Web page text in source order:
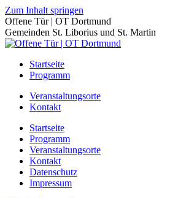
Zum Inhalt springen
Offene Tür | OT Dortmund
Gemeinden St. Liborius und St. Martin
Startseite
Programm
Veranstaltungsorte
Kontakt
Startseite
Programm
Veranstaltungsorte
Kontakt
Datenschutz
Impressum